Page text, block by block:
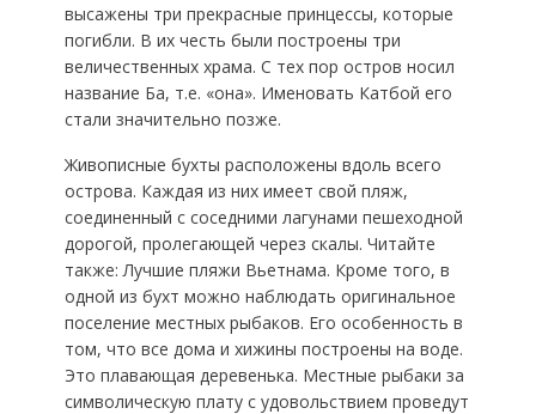
высажены три прекрасные принцессы, которые
погибли. В их честь были построены три
величественных храма. С тех пор остров носил
название Ба, т.е. «она». Именовать Катбой его
стали значительно позже.
Живописные бухты расположены вдоль всего
острова. Каждая из них имеет свой пляж,
соединенный с соседними лагунами пешеходной
дорогой, пролегающей через скалы. Читайте
также: Лучшие пляжи Вьетнама. Кроме того, в
одной из бухт можно наблюдать оригинальное
поселение местных рыбаков. Его особенность в
том, что все дома и хижины построены на воде.
Это плавающая деревенька. Местные рыбаки за
символическую плату с удовольствием проведут